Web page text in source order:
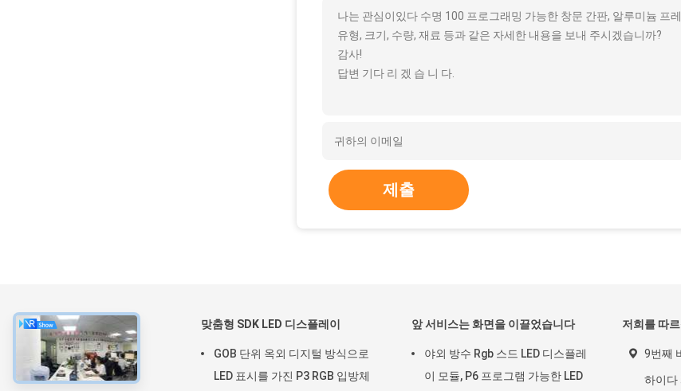
나는 관심이있다 수명 100 프로그래밍 가능한 창문 간판, 알루미늄 프
유형, 크기, 수량, 재료 등과 같은 자세한 내용을 보내 주시겠습니까?
감사!
답변 기다 리 겠 습 니 다.
제출
약
집
제품
맞춤형 SDK LED 디스플레이
GOB 단위 옥외 디지털 방식으로
LED 표시를 가진 P3 RGB 입방체
앞 서비스는 화면을 이끌었습니다
야외 방수 Rgb 스드 LED 디스플레
이 모듈, P6 프로그램 가능한 LED
저희를 따
9번째
하이다